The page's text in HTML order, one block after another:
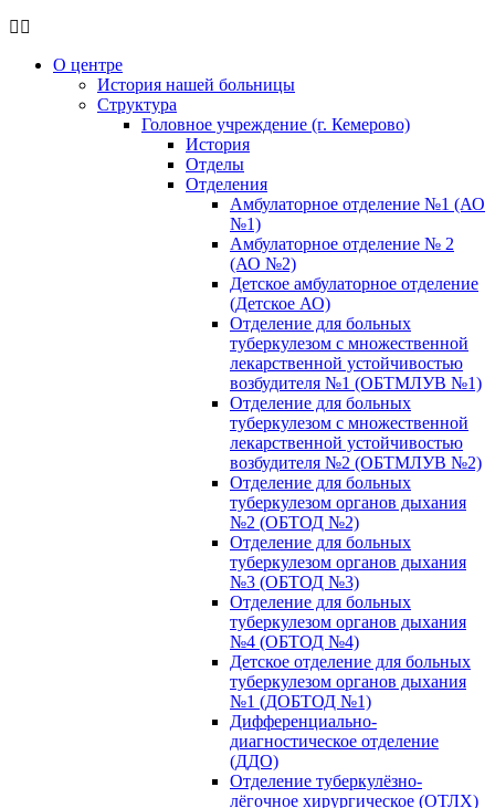
О центре
История нашей больницы
Структура
Головное учреждение (г. Кемерово)
История
Отделы
Отделения
Амбулаторное отделение №1 (АО
№1)
Амбулаторное отделение № 2
(АО №2)
Детское амбулаторное отделение
(Детское АО)
Отделение для больных
туберкулезом с множественной
лекарственной устойчивостью
возбудителя №1 (ОБТМЛУВ №1)
Отделение для больных
туберкулезом с множественной
лекарственной устойчивостью
возбудителя №2 (ОБТМЛУВ №2)
Отделение для больных
туберкулезом органов дыхания
№2 (ОБТОД №2)
Отделение для больных
туберкулезом органов дыхания
№3 (ОБТОД №3)
Отделение для больных
туберкулезом органов дыхания
№4 (ОБТОД №4)
Детское отделение для больных
туберкулезом органов дыхания
№1 (ДОБТОД №1)
Дифференциально-
диагностическое отделение
(ДДО)
Отделение туберкулёзно-
лёгочное хирургическое (ОТЛХ)